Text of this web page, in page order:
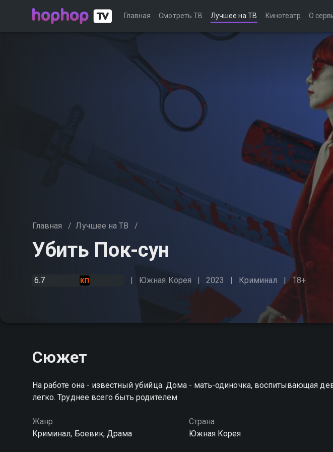
Главная Смотреть ТВ Лучшее на ТВ Кинотеатр О
Главная / Лучшее на ТВ /
Убить Пок-сун
6.7 Южная Корея 2023 Криминал 18+
Сюжет
На работе она - известный убийца. Дома - мать-одиночка, воспитывающая
легко. Труднее всего быть родителем
Жанр
Криминал, Боевик, Драма
Страна
Южная Корея